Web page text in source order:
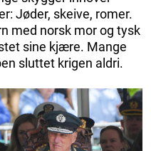
Jøder, skeive, romer.
med norsk mor og tysk
sine kjære. Mange
sluttet krigen aldri.